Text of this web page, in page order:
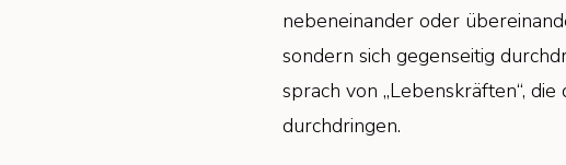
nebeneinander oder
sondern sich gegenseitig
sprach von „Lebenskräften“, die
durchdringen.